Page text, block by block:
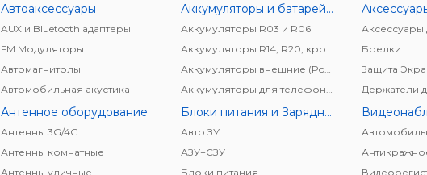
Автоаксессуары
AUX и Bluetooth адаптеры
FM Модуляторы
Автомагнитолы
Автомобильная акустика
Аккумуляторы и батарейки
Аккумуляторы R03 и R06
Аксессуары
Брелки
Защита
Антенное оборудование
Антенны 3G/4G
Антенны комнатные
Антенны уличные
Блоки питания и Зарядные устройства
Авто ЗУ
АЗУ+CЗУ
Блоки питания